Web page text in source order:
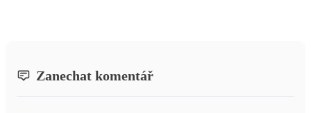
Zanechat komentář